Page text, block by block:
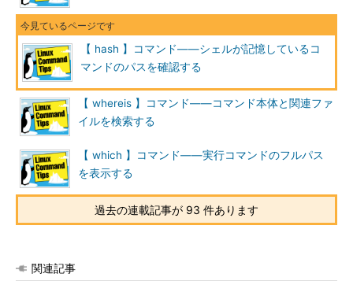
「hash」だけを実行すると、ハッシュテーブルに記憶されて
す。また、「
hash -t コマンド名
」を実行すると、コマンド名に
対応するハッシュテーブルの記憶内容を確認することができます
（画面1）。複数のコマンドを同時に指定したい場合は、空白で
区切ります。
「-t」オプションでコマンド名に対応する記憶内容が表示さ
れる。
【 hash 】コマンド――シェルが記憶しているコ
マンドのパスを確認する
【 whereis 】コマンド――コマンド本体と関連ファ
イルを検索する
【 which 】コマンド――実行コマンドのフルパス
を表示する
過去の連載記事が 93 件あります
関連記事